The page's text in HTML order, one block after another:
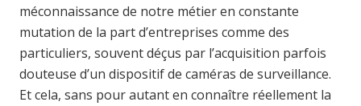
méconnaissance de notre métier en constante
mutation de la part d’entreprises comme des
particuliers, souvent déçus par l’acquisition parfois
douteuse d’un dispositif de caméras de surveillance.
Et cela, sans pour autant en connaître réellement la